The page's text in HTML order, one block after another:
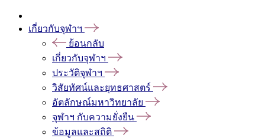
เกี่ยวกับจุฬาฯ
ย้อนกลับ
เกี่ยวกับจุฬาฯ
ประวัติจุฬาฯ
วิสัยทัศน์และยุทธศาสตร์
อัตลักษณ์มหาวิทยาลัย
จุฬาฯ กับความยั่งยืน
ข้อมูลและสถิติ